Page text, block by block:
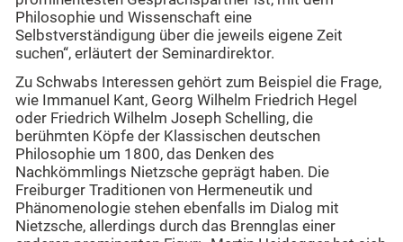
Philosophie und Wissenschaft eine
Selbstverständigung über die jeweils eigene Zeit
suchen“, erläutert der Seminardirektor.
Zu Schwabs Interessen gehört zum Beispiel die Frage,
wie Immanuel Kant, Georg Wilhelm Friedrich Hegel
oder Friedrich Wilhelm Joseph Schelling, die
berühmten Köpfe der Klassischen deutschen
Philosophie um 1800, das Denken des
Nachkömmlings Nietzsche geprägt haben. Die
Freiburger Traditionen von Hermeneutik und
Phänomenologie stehen ebenfalls im Dialog mit
Nietzsche, allerdings durch das Brennglas einer